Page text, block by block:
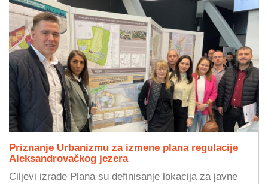
Priznanje Urbanizmu za izmene plana regulacije
Aleksandrovačkog jezera
Ciljevi izrade Plana su definisanje lokacija za javne